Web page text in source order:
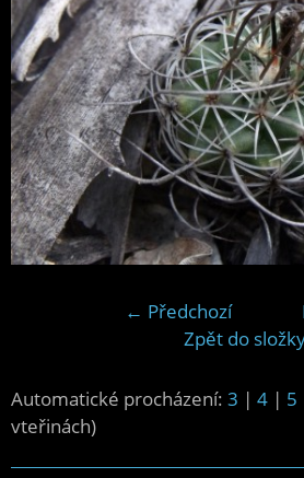
← Předchozí
Zpět do
Automatické procházení: 3 | 4 | 5
vteřinách)